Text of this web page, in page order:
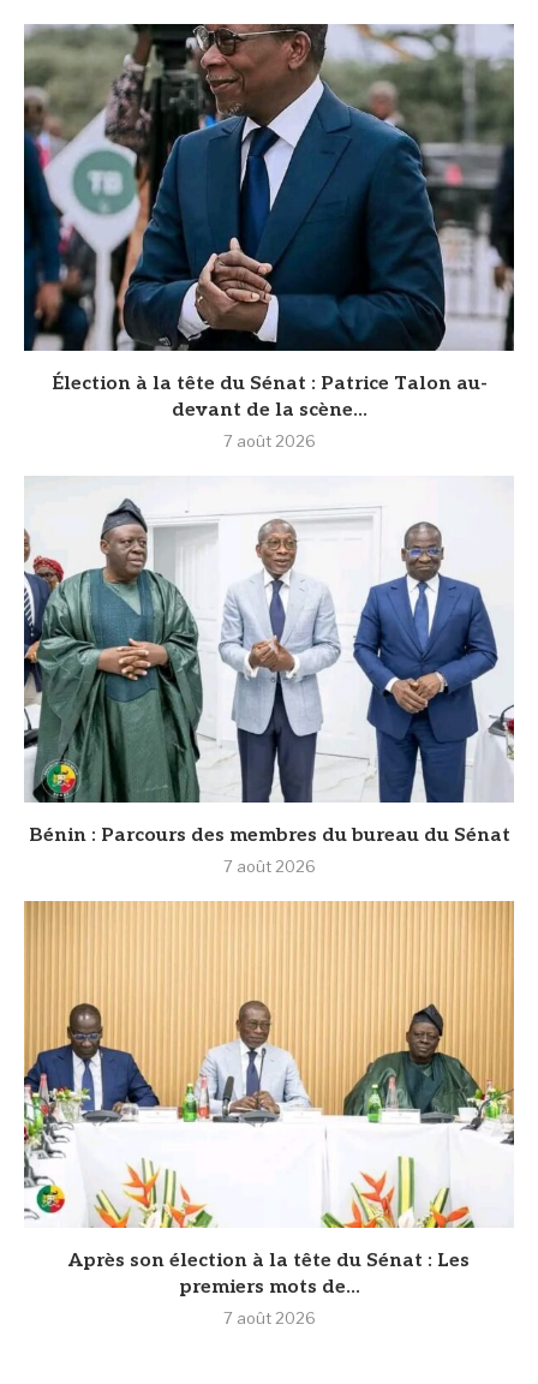
Élection à la tête du Sénat : Patrice Talon au-
devant de la scène...
7 août 2026
Bénin : Parcours des membres du bureau du Sénat
7 août 2026
Après son élection à la tête du Sénat : Les
premiers mots de...
7 août 2026